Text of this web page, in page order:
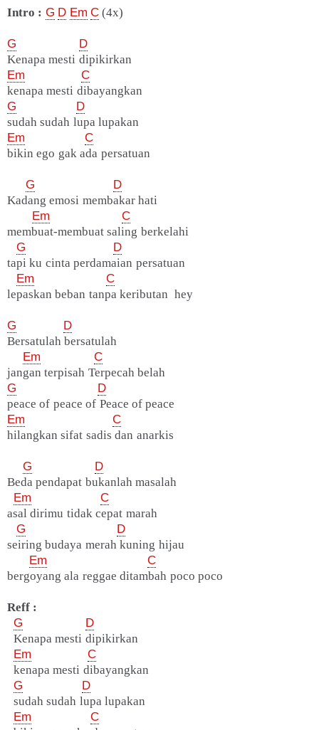
Intro : G D Em C (4x)
G
D
Kenapa mesti dipikirkan
Em
C
kenapa mesti dibayangkan
G
D
sudah sudah lupa lupakan
Em
C
bikin ego gak ada persatuan
G
D
Kadang emosi membakar hati
Em
C
membuat-membuat saling berkelahi
G
D
tapi ku cinta perdamaian persatuan
Em
C
lepaskan beban tanpa keributan hey
G
D
Bersatulah bersatulah
Em
C
jangan terpisah Terpecah belah
G
D
peace of peace of Peace of peace
Em
C
hilangkan sifat sadis dan anarkis
G
D
Beda pendapat bukanlah masalah
Em
C
asal dirimu tidak cepat marah
G
D
seiring budaya merah kuning hijau
Em
C
bergoyang ala reggae ditambah poco poco
Reff :
G
D
Kenapa mesti dipikirkan
Em
C
kenapa mesti dibayangkan
G
D
sudah sudah lupa lupakan
Em
C